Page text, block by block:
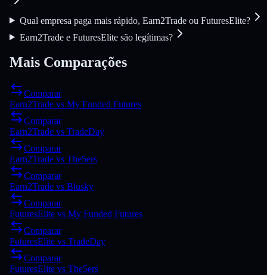
Qual empresa paga mais rápido, Earn2Trade ou FuturesElite?
Earn2Trade e FuturesElite são legítimas?
Mais Comparações
Comparar
Earn2Trade vs My Funded Futures
Comparar
Earn2Trade vs TradeDay
Comparar
Earn2Trade vs The5ers
Comparar
Earn2Trade vs Blusky
Comparar
FuturesElite vs My Funded Futures
Comparar
FuturesElite vs TradeDay
Comparar
FuturesElite vs The5ers